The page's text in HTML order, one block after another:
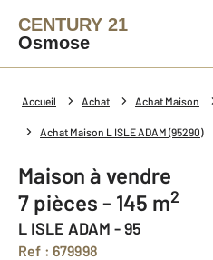
CENTURY 21
Osmose
Accueil Achat Achat Maison
Achat Maison L ISLE ADAM (95290)
Maison à vendre
7 pièces - 145 m2
L ISLE ADAM - 95
Ref : 679998